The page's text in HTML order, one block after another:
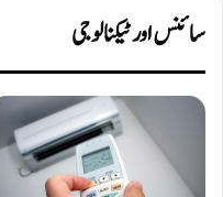
سائنس اور ٹیکنالوجی